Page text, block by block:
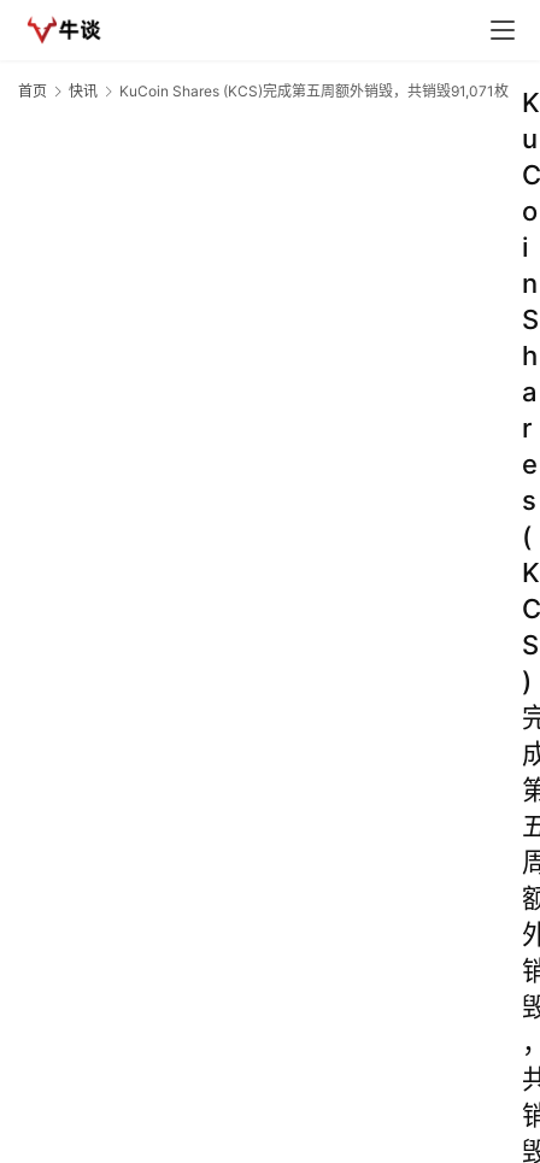
首页 快讯 KuCoin Shares (KCS)完成第五周额外销毁，共销毁91,071枚
K
u
C
o
i
n
S
h
a
r
e
s
(
K
C
S
)